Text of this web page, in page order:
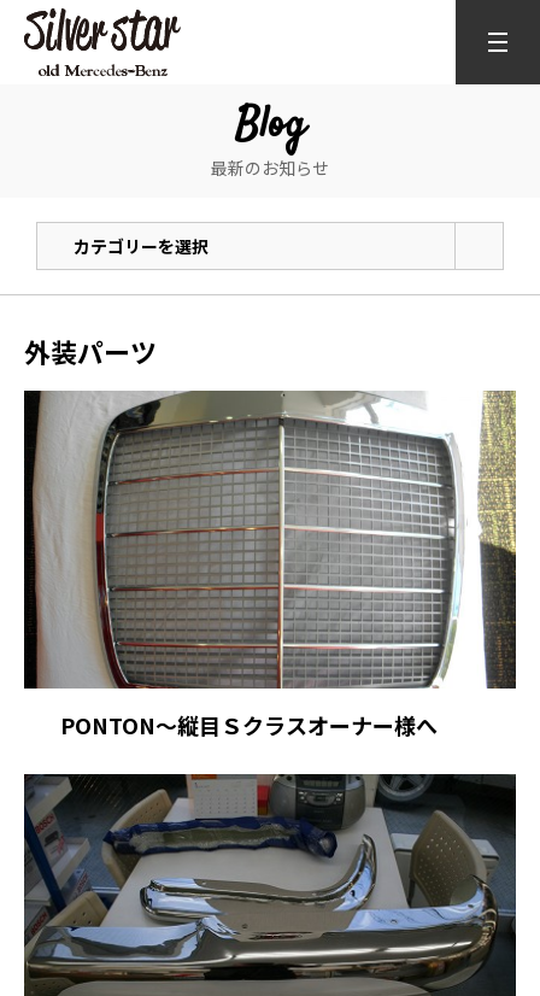
Blog
最新のお知らせ
カテゴリーを選択
外装パーツ
PONTON～縦目Ｓクラスオーナー様へ